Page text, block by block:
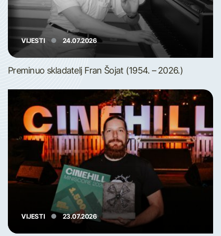
VIJESTI 24.07.2026
Preminuo skladatelj Fran Šojat (1954. – 2026.)
VIJESTI 23.07.2026